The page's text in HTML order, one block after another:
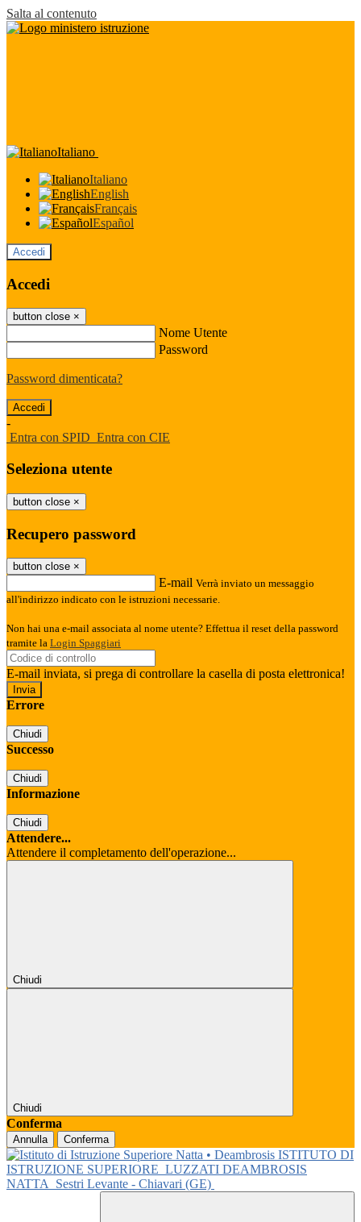
Salta al contenuto
Italiano
Italiano
English
Français
Español
Accedi
Accedi
button close ×
Nome Utente
Password
Password dimenticata?
-
Entra con SPID Entra con CIE
Seleziona utente
button close ×
Recupero password
button close ×
E-mail Verrà inviato un messaggio
all'indirizzo indicato con le istruzioni necessarie.
Non hai una e-mail associata al nome utente? Effettua il reset della password
tramite la Login Spaggiari
E-mail inviata, si prega di controllare la casella di posta elettronica!
Errore
Chiudi
Successo
Chiudi
Informazione
Chiudi
Attendere...
Attendere il completamento dell'operazione...
Chiudi
Chiudi
Conferma
Annulla Conferma
ISTITUTO DI
ISTRUZIONE SUPERIORE LUZZATI DEAMBROSIS
NATTA
Sestri Levante - Chiavari (GE)